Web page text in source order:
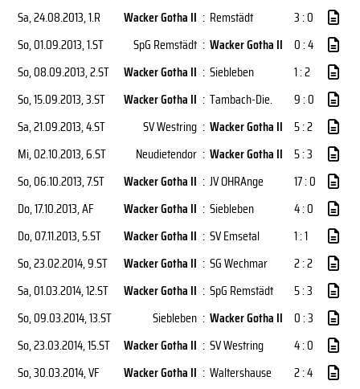
Sa, 24.08.2013, 1.R Wacker Gotha II : Remstädt
3 : 0
So, 01.09.2013, 1.ST SpG Remstädt : Wacker Gotha II 0 : 4
So, 08.09.2013, 2.ST Wacker Gotha II : Siebleben
1 : 2
So, 15.09.2013, 3.ST Wacker Gotha II : Tambach-Die.
9 : 0
Sa, 21.09.2013, 4.ST SV Westring : Wacker Gotha II 5 : 2
Mi, 02.10.2013, 6.ST Neudietendor : Wacker Gotha II 5 : 3
So, 06.10.2013, 7.ST Wacker Gotha II : JV OHRAnge
17 : 0
Do, 17.10.2013, AF Wacker Gotha II : Siebleben
4 : 0
Do, 07.11.2013, 5.ST Wacker Gotha II : SV Emsetal
1 : 1
So, 23.02.2014, 9.ST Wacker Gotha II : SG Wechmar
2 : 2
Sa, 01.03.2014, 12.ST Wacker Gotha II : SpG Remstädt
5 : 3
So, 09.03.2014, 13.ST Siebleben : Wacker Gotha II 0 : 3
So, 23.03.2014, 15.ST Wacker Gotha II : SV Westring
4 : 0
So, 30.03.2014, VF Wacker Gotha II : Waltershause
2 : 4